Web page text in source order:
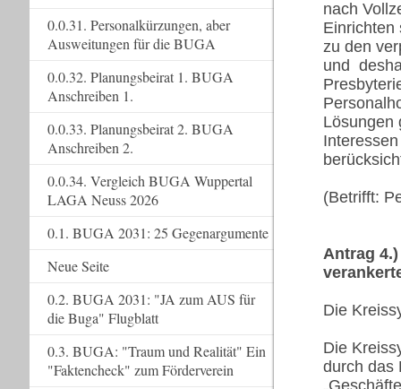
nach
Einrichten
zu den
und
Lösungen
(Betrifft:
Antrag
Die
Die
durch das
0.0.31. Personalkürzungen, aber
Ausweitungen für die BUGA
0.0.32. Planungsbeirat 1. BUGA
Anschreiben 1.
0.0.33. Planungsbeirat 2. BUGA
Anschreiben 2.
0.0.34. Vergleich BUGA Wuppertal
LAGA Neuss 2026
0.1. BUGA 2031: 25 Gegenargumente
Neue Seite
0.2. BUGA 2031: "JA zum AUS für
die Buga" Flugblatt
0.3. BUGA: "Traum und Realität" Ein
"Faktencheck" zum Förderverein